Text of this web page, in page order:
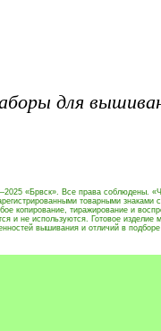
для
«Брвск». Все права соблюдены.
товарными
копирование, тиражирование и
и не используются. Готовое изделие
вышивания и отличий в